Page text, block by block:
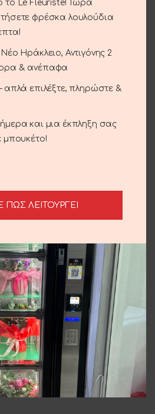
Τριαντάφυλλα
40.00€
το Le Fleuriste! Τώρα
φρέσκα λουλούδια
Ηράκλειο, Αντιγόνης 2
& ανέπαφα
απλά επιλέξτε, πληρώστε &
και μια έκπληξη σας
μπουκέτο!
ΠΩΣ ΛΕΙΤΟΥΡΓΕΙ